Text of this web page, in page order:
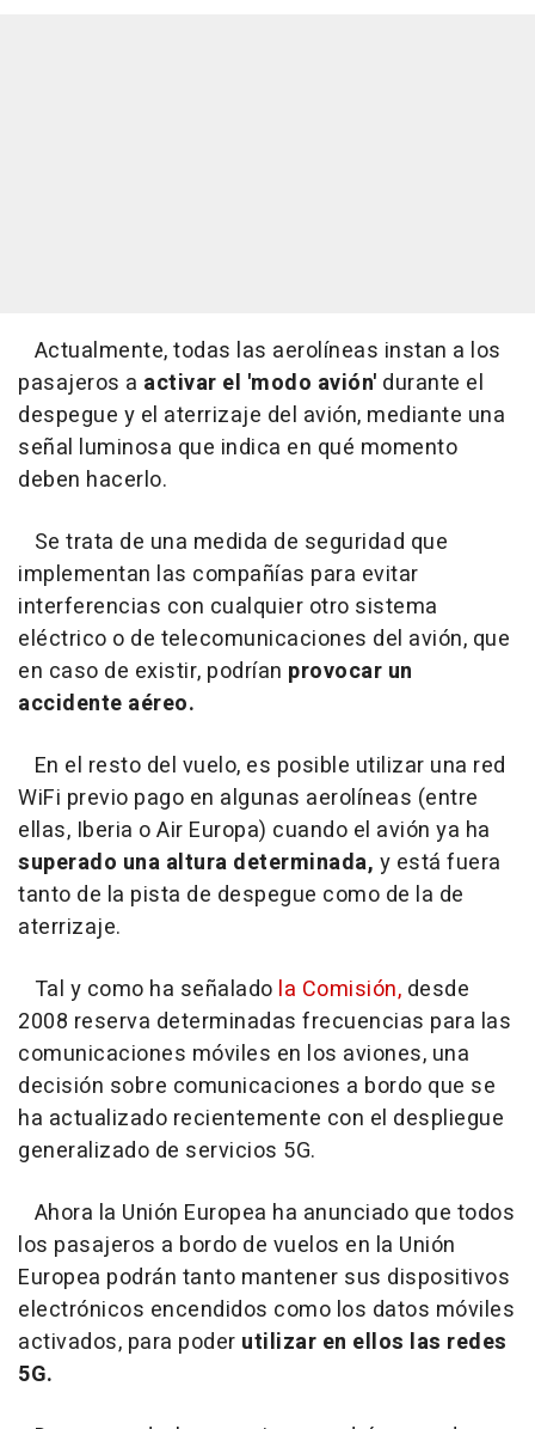
Actualmente, todas las aerolíneas instan a los
pasajeros a activar el 'modo avión' durante el
despegue y el aterrizaje del avión, mediante una
señal luminosa que indica en qué momento
deben hacerlo.
Se trata de una medida de seguridad que
implementan las compañías para evitar
interferencias con cualquier otro sistema
eléctrico o de telecomunicaciones del avión, que
en caso de existir, podrían provocar un
accidente aéreo.
En el resto del vuelo, es posible utilizar una red
WiFi previo pago en algunas aerolíneas (entre
ellas, Iberia o Air Europa) cuando el avión ya ha
superado una altura determinada, y está fuera
tanto de la pista de despegue como de la de
aterrizaje.
Tal y como ha señalado la Comisión, desde
2008 reserva determinadas frecuencias para las
comunicaciones móviles en los aviones, una
decisión sobre comunicaciones a bordo que se
ha actualizado recientemente con el despliegue
generalizado de servicios 5G.
Ahora la Unión Europea ha anunciado que todos
los pasajeros a bordo de vuelos en la Unión
Europea podrán tanto mantener sus dispositivos
electrónicos encendidos como los datos móviles
activados, para poder utilizar en ellos las redes
5G.